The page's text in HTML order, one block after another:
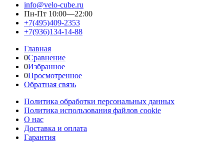
info@velo-cube.ru
Пн-Пт 10:00—22:00
+7(495)409-2353
+7(936)134-14-88
Главная
0Сравнение
0Избранное
0Просмотренное
Обратная связь
Политика обработки персональных данных
Политика использования файлов cookie
О нас
Доставка и оплата
Гарантия